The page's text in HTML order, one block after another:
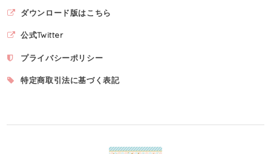
ダウンロード版はこちら
公式Twitter
プライバシーポリシー
特定商取引法に基づく表記